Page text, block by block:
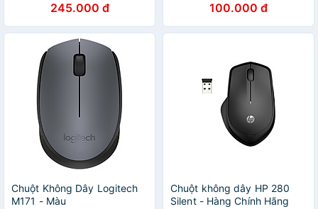
HÃNG GIAO MÀU NGẪU
NHIÊN
245.000 đ 100.000 đ
Chuột Không Dây Logitech
M171 - Màu
Chuột không dây HP 280
Silent - Hàng Chính Hãng